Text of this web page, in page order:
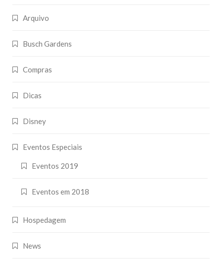
Arquivo
Busch Gardens
Compras
Dicas
Disney
Eventos Especiais
Eventos 2019
Eventos em 2018
Hospedagem
News